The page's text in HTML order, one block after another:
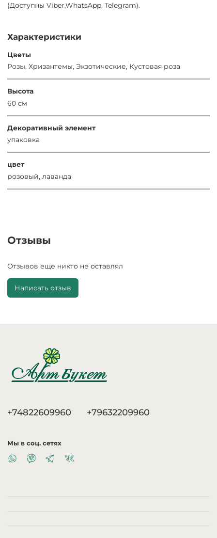
(Доступны Viber,WhatsApp, Telegram).
Характеристики
Цветы
Розы, Хризантемы, Экзотические, Кустовая роза
Высота
60 см
Декоративный элемент
упаковка
цвет
розовый, лаванда
Отзывы
Отзывов еще никто не оставлял
Написать отзыв
+74822609960 +79632209960
Мы в соц. сетях